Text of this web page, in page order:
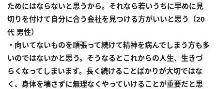
ためにはならないと思うから。それなら若いうちに早めに見
切りを付けて自分に合う会社を見つける方がいいと思う（20
代 男性）
・向いてないものを頑張って続けて精神を病んでしまう方も多
いのではないかと思う。そうなるとこれからの人生、生きづ
らくなってしまいます。長く続けることばかりが大切ではな
く、身体を壊さずに無理なくやっていけることが重要だと思